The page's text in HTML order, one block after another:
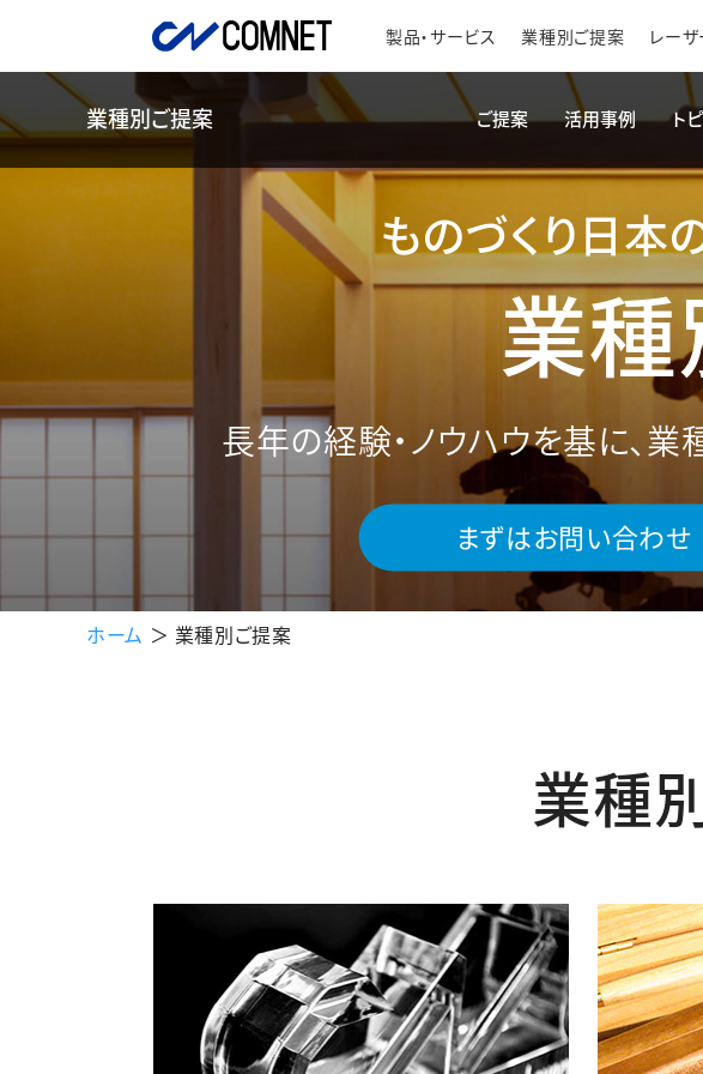
製品・サービス 業種別ご提案 レー
業種別ご提案 ご提案 活用事例 ト
ものづくり日本
業
長年の経験・ノウハウを基に、業
まずはお問い合わせ
ホーム ＞ 業種別ご提案
業種